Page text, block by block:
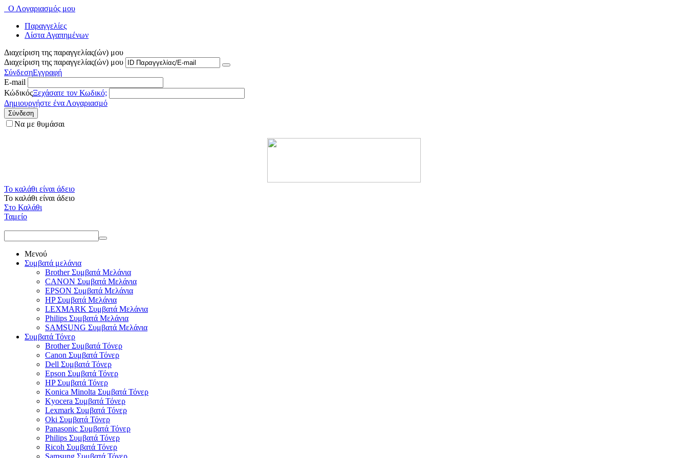
Ο Λογαριασμός μου
Παραγγελίες
Λίστα Αγαπημένων
Διαχείριση της παραγγελίας(ών) μου
Διαχείριση της παραγγελίας(ών) μου
ΣύνδεσηΕγγραφή
E-mail
ΚώδικόςΞεχάσατε τον Κωδικό;
Δημιουργήστε ένα Λογαριασμό
Σύνδεση
Να με θυμάσαι
Το καλάθι είναι άδειο
Το καλάθι είναι άδειο
Στο Καλάθι
Ταμείο
Μενού
Συμβατά μελάνια
Brother Συμβατά Μελάνια
CANON Συμβατά Μελάνια
EPSON Συμβατά Μελάνια
HP Συμβατά Μελάνια
LEXMARK Συμβατά Μελάνια
Philips Συμβατά Μελάνια
SAMSUNG Συμβατά Μελάνια
Συμβατά Τόνερ
Brother Συμβατά Τόνερ
Canon Συμβατά Τόνερ
Dell Συμβατά Τόνερ
Epson Συμβατά Τόνερ
HP Συμβατά Τόνερ
Konica Minolta Συμβατά Τόνερ
Kyocera Συμβατά Τόνερ
Lexmark Συμβατά Τόνερ
Oki Συμβατά Τόνερ
Panasonic Συμβατά Τόνερ
Philips Συμβατά Τόνερ
Ricoh Συμβατά Τόνερ
Samsung Συμβατά Τόνερ